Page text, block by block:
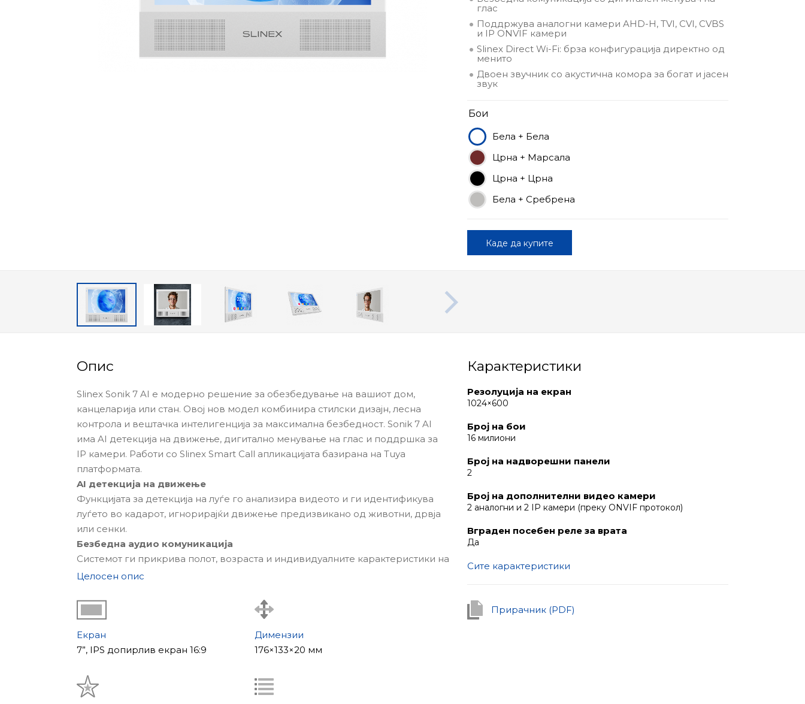
глас
Поддржува аналогни камери AHD-H, TVI, CVI, CVBS
и IP ONVIF камери
Slinex Direct Wi-Fi: брза конфигурација директно од
менито
Двоен звучник со акустична комора за богат и јасен
звук
Бои
Бела + Бела
Црна + Марсала
Црна + Црна
Бела + Сребрена
Каде да купите
Опис
Slinex Sonik 7 AI е модерно решение за обезбедување на вашиот дом,
канцеларија или стан. Овој нов модел комбинира стилски дизајн, лесна
контрола и вештачка интелигенција за максимална безбедност. Sonik 7 AI
има AI детекција на движење, дигитално менување на глас и поддршка за
IP камери. Работи со Slinex Smart Call апликацијата базирана на Tuya
платформата.
AI детекција на движење
Функцијата за детекција на луѓе го анализира видеото и ги идентификува
луѓето во кадарот, игнорирајќи движење предизвикано од животни, дрвја
или сенки.
Безбедна аудио комуникација
Системот ги прикрива полот, возраста и индивидуалните карактеристики на
гласот за дополнителна безбедност.
Поддржува поврзување на современи IP камери преку ONVIF протоколот.
Slinex Direct Wi-Fi
Wi-Fi поставувањето се врши директно преку менито на интеркомот.
Висококвалитетен IPS дисплеј
Компатибилност
Поддржува AHD-H, TVI, CVI, CVBS и IP камери преку ONVIF.
Целосен опис
Екран
7”, IPS допирлив екран 16:9
Димензии
176×133×20 мм
Карактеристики
Резолуција на екран
1024×600
Број на бои
16 милиони
Број на надворешни панели
2
Број на дополнителни видео камери
2 аналогни и 2 IP камери (преку ONVIF протокол)
Вграден посебен реле за врата
Да
Сите карактеристики
Прирачник (PDF)